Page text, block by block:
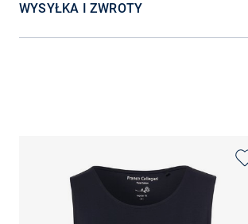
WYSYŁKA I ZWROTY